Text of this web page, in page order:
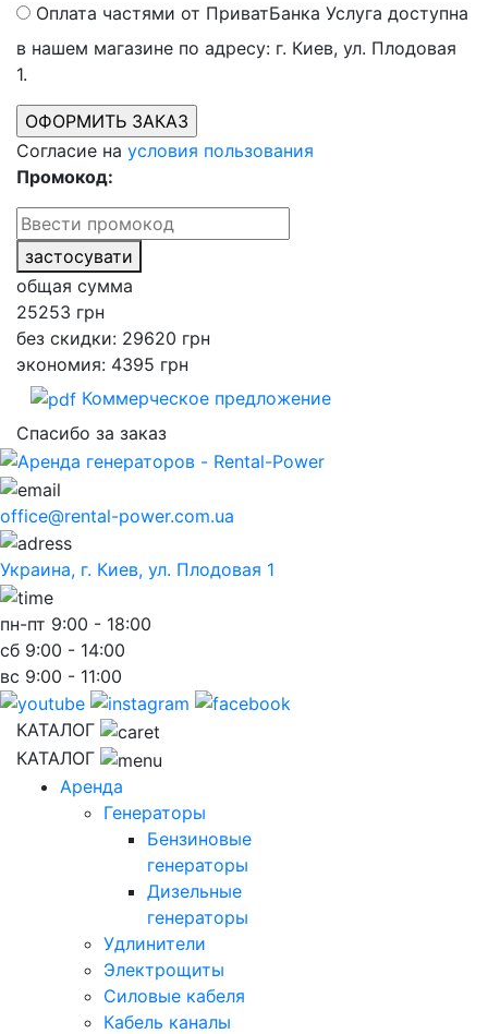
Оплата частями от ПриватБанка Услуга доступна
в нашем магазине по адресу: г. Киев, ул. Плодовая
1.
Согласие на условия пользования
Промокод:
застосувати
общая сумма
25253 грн
без скидки: 29620 грн
экономия: 4395 грн
Коммерческое предложение
Спасибо за заказ
office@rental-power.com.ua
Украина, г. Киев, ул. Плодовая 1
пн-пт 9:00 - 18:00
сб 9:00 - 14:00
вс 9:00 - 11:00
КАТАЛОГ
КАТАЛОГ
Аренда
Генераторы
Бензиновые
генераторы
Дизельные
генераторы
Удлинители
Электрощиты
Силовые кабеля
Кабель каналы